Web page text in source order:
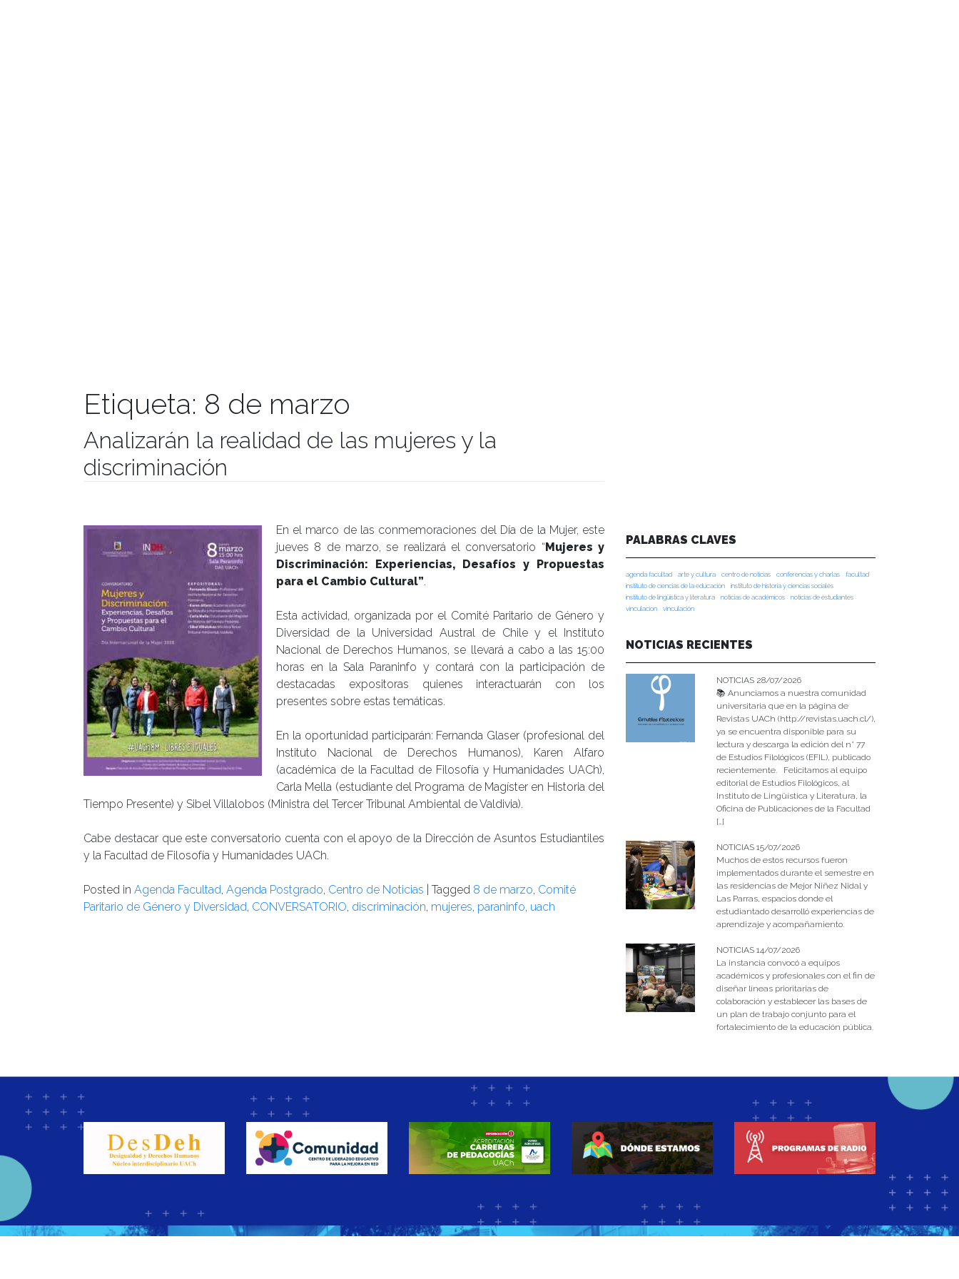
Etiqueta: 8 de marzo
Analizarán la realidad de las mujeres y la
discriminación
En el marco de las conmemoraciones del Día de la Mujer, este
jueves 8 de marzo, se realizará el conversatorio “Mujeres y
Discriminación: Experiencias, Desafíos y Propuestas
para el Cambio Cultural”.
Esta actividad, organizada por el Comité Paritario de Género y
Diversidad de la Universidad Austral de Chile y el Instituto
Nacional de Derechos Humanos, se llevará a cabo a las 15:00
horas en la Sala Paraninfo y contará con la participación de
destacadas expositoras quienes interactuarán con los
presentes sobre estas temáticas.
En la oportunidad participarán: Fernanda Glaser (profesional del
Instituto Nacional de Derechos Humanos), Karen Alfaro
(académica de la Facultad de Filosofía y Humanidades UACh),
Carla Mella (estudiante del Programa de Magíster en Historia del
Tiempo Presente) y Sibel Villalobos (Ministra del Tercer Tribunal Ambiental de Valdivia).
Cabe destacar que este conversatorio cuenta con el apoyo de la Dirección de Asuntos Estudiantiles
y la Facultad de Filosofía y Humanidades UACh.
Posted in Agenda Facultad, Agenda Postgrado, Centro de Noticias Tagged 8 de marzo, Comité
Paritario de Género y Diversidad, CONVERSATORIO, discriminación, mujeres, paraninfo, uach
PALABRAS CLAVES
agenda facultad arte y cultura centro de noticias conferencias y charlas
facultad
instituto de ciencias de la educación
instituto de historia y ciencias sociales
instituto de lingüística y literatura
noticias de académicos
noticias de estudiantes
vinculacion
vinculación
NOTICIAS RECIENTES
NOTICIAS 28/07/2026
📚 Anunciamos a nuestra comunidad
universitaria que en la página de
Revistas UACh (http://revistas.uach.cl/),
ya se encuentra disponible para su
lectura y descarga la edición del n° 77
de Estudios Filológicos (EFIL), publicado
recientemente. Felicitamos al equipo
editorial de Estudios Filológicos, al
Instituto de Lingüística y Literatura, la
Oficina de Publicaciones de la Facultad
[…]
NOTICIAS 15/07/2026
Muchos de estos recursos fueron
implementados durante el semestre en
las residencias de Mejor Niñez Nidal y
Las Parras, espacios donde el
estudiantado desarrolló experiencias de
aprendizaje y acompañamiento.
NOTICIAS 14/07/2026
La instancia convocó a equipos
académicos y profesionales con el fin de
diseñar líneas prioritarias de
colaboración y establecer las bases de
un plan de trabajo conjunto para el
fortalecimiento de la educación pública.